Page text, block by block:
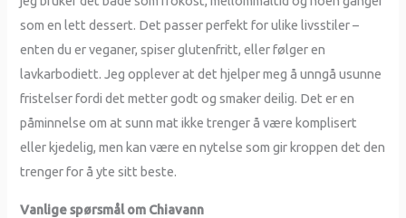
som en lett dessert. Det passer perfekt for ulike livsstiler –
enten du er veganer, spiser glutenfritt, eller følger en
lavkarbodiett. Jeg opplever at det hjelper meg å unngå usunne
fristelser fordi det metter godt og smaker deilig. Det er en
påminnelse om at sunn mat ikke trenger å være komplisert
eller kjedelig, men kan være en nytelse som gir kroppen det den
trenger for å yte sitt beste.
Vanlige spørsmål om Chiavann